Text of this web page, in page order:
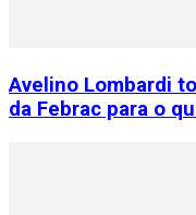
Avelino Lombardi
da Febrac para o